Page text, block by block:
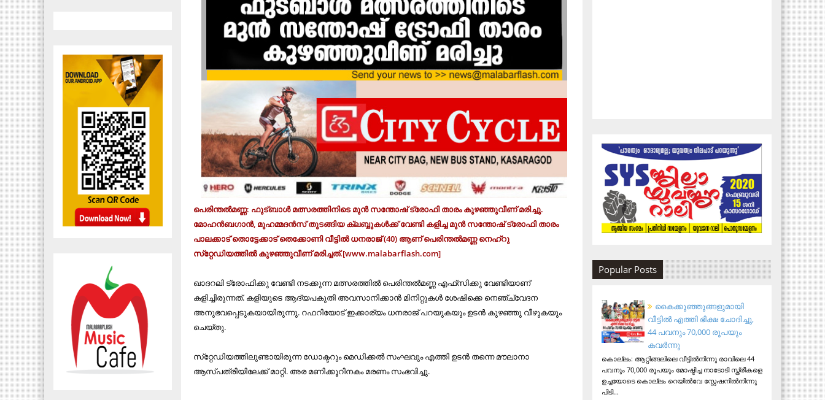
പെരിന്തല്‍മണ്ണ: ഫുട്ബാള്‍ മത്സരത്തിനിടെ മുന്‍ സന്തോഷ് ട്രോഫി താരം കുഴഞ്ഞുവീണ് മരിച്ചു.
മോഹന്‍ബഗാന്‍, മുഹമ്മദന്‍സ് തുടങ്ങിയ ക്ലബ്ബുകള്‍ക്ക് വേണ്ടി കളിച്ച മുന്‍ സന്തോഷ് ട്രോഫി താരം
പാലക്കാട് തൊട്ടേക്കാട് തെക്കോണി വീട്ടില്‍ ധനരാജ് (40) ആണ് പെരിന്തല്‍മണ്ണ നെഹ്‌റു
സ്‌റ്റേഡിയത്തില്‍ കുഴഞ്ഞുവീണ് മരിച്ചത്.[www.malabarflash.com]
ഖാദറലി ട്രോഫിക്കു വേണ്ടി നടക്കുന്ന മത്സരത്തില്‍ പെരിന്തല്‍മണ്ണ എഫ്‌സിക്കു വേണ്ടിയാണ്
കളിച്ചിരുന്നത്. കളിയുടെ ആദ്യപകുതി അവസാനിക്കാന്‍ മിനിറ്റുകള്‍ ശേഷിക്കെ നെഞ്ച്‌വേദന
അനുഭവപ്പെടുകയായിരുന്നു. റഫറിയോട് ഇക്കാര്യം ധനരാജ് പറയുകയും ഉടന്‍ കുഴഞ്ഞു വീഴുകയും
ചെയ്തു.
സ്‌റ്റേഡിയത്തിലുണ്ടായിരുന്ന ഡോക്ടറും മെഡിക്കല്‍ സംഘവും എത്തി ഉടന്‍ തന്നെ മൗലാനാ
ആസ്പത്രിയിലേക്ക് മാറ്റി. അര മണിക്കൂറിനകം മരണം സംഭവിച്ചു.
Popular Posts
കൈക്കുഞ്ഞുങ്ങളുമായി
വീട്ടിൽ എത്തി ഭിക്ഷ ചോദിച്ചു,
44 പവനും 70,000 രൂപയും
കവർന്നു
കൊല്ലം: ആറ്റിങ്ങലിലെ വീട്ടിൽനിന്നു രാവിലെ 44
പവനും 70,000 രൂപയും മോഷ്ടിച്ച നാടോടി സ്ത്രീകളെ
ഉച്ചയോടെ കൊല്ലം റെയിൽവേ സ്റ്റേഷനിൽനിന്നു
പിടി...